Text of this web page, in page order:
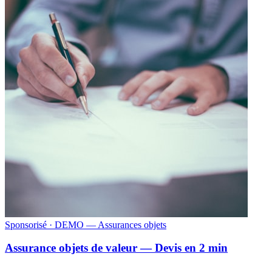
Sponsorisé · DEMO — Assurances objets
Assurance objets de valeur — Devis en 2 min